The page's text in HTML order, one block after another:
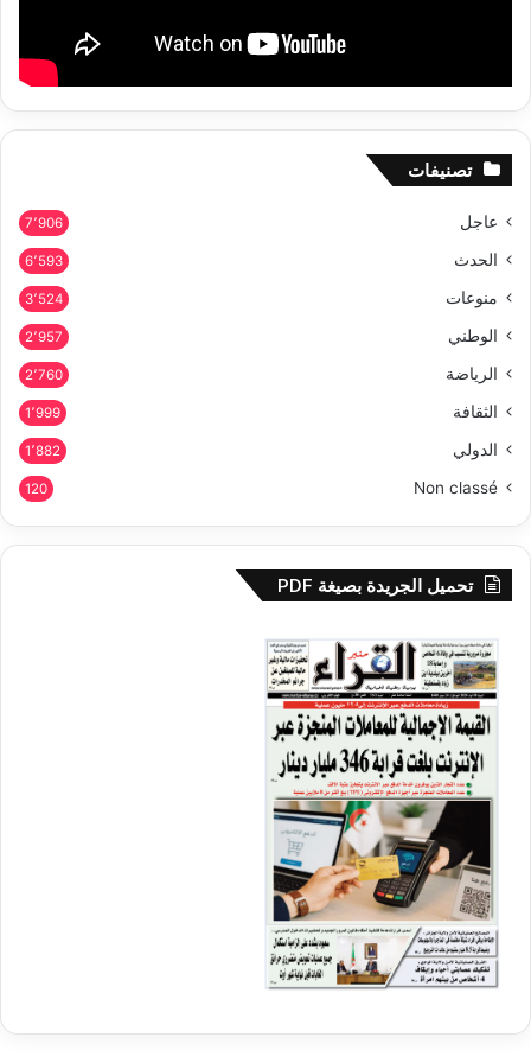
تصنيفات
عاجل 7٬906
الحدث 6٬593
منوعات 3٬524
الوطني 2٬957
الرياضة 2٬760
الثقافة 1٬999
الدولي 1٬882
Non classé
120
تحميل الجريدة بصيغة PDF